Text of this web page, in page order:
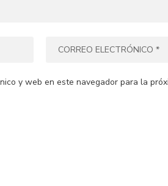
y web en este navegador para la